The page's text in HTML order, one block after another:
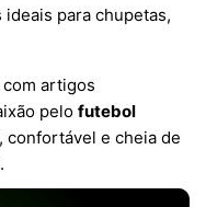
para chupetas,
artigos
pelo futebol
confortável e cheia de